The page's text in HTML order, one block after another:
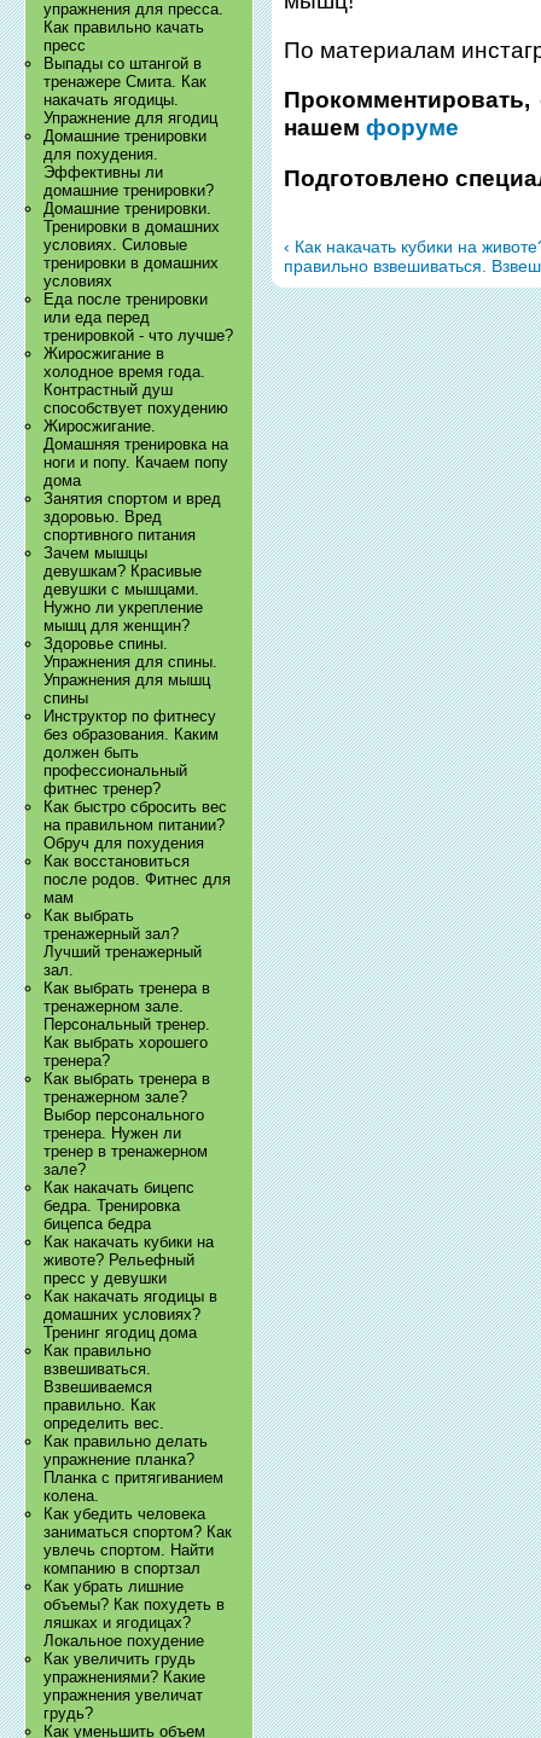
упражнения для пресса.
Как правильно качать
пресс
Выпады со штангой в
тренажере Смита. Как
накачать ягодицы.
Упражнение для ягодиц
Домашние тренировки
для похудения.
Эффективны ли
домашние тренировки?
Домашние тренировки.
Тренировки в домашних
условиях. Силовые
тренировки в домашних
условиях
Еда после тренировки
или еда перед
тренировкой - что лучше?
Жиросжигание в
холодное время года.
Контрастный душ
способствует похудению
Жиросжигание.
Домашняя тренировка на
ноги и попу. Качаем попу
дома
Занятия спортом и вред
здоровью. Вред
спортивного питания
Зачем мышцы
девушкам? Красивые
девушки с мышцами.
Нужно ли укрепление
мышц для женщин?
Здоровье спины.
Упражнения для спины.
Упражнения для мышц
спины
Инструктор по фитнесу
без образования. Каким
должен быть
профессиональный
фитнес тренер?
Как быстро сбросить вес
на правильном питании?
Обруч для похудения
Как восстановиться
после родов. Фитнес для
мам
Как выбрать
тренажерный зал?
Лучший тренажерный
зал.
Как выбрать тренера в
тренажерном зале.
Персональный тренер.
Как выбрать хорошего
тренера?
Как выбрать тренера в
тренажерном зале?
Выбор персонального
тренера. Нужен ли
тренер в тренажерном
зале?
Как накачать бицепс
бедра. Тренировка
бицепса бедра
Как накачать кубики на
животе? Рельефный
пресс у девушки
Как накачать ягодицы в
домашних условиях?
Тренинг ягодиц дома
Как правильно
взвешиваться.
Взвешиваемся
правильно. Как
определить вес.
Как правильно делать
упражнение планка?
Планка с притягиванием
колена.
Как убедить человека
заниматься спортом? Как
увлечь спортом. Найти
компанию в спортзал
Как убрать лишние
объемы? Как похудеть в
ляшках и ягодицах?
Локальное похудение
Как увеличить грудь
упражнениями? Какие
упражнения увеличат
грудь?
Как уменьшить объем
По материалам
нашем форуме
Подготовлено
‹ Как накачать кубики на
правильно взвешиваться.